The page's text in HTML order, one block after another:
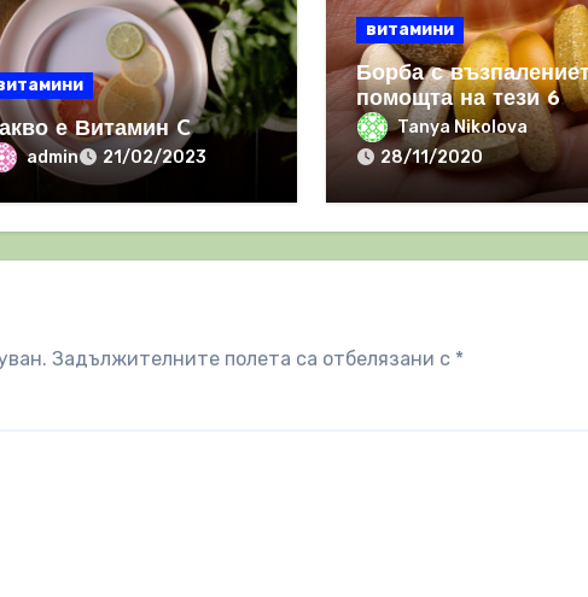
е Витамин C
admin 21/02/2023
витамини
Борба с
помощта на тези 6
мощни витамини
Tanya Nikolova
28/11/2020
Задължителните полета са отбелязани с *